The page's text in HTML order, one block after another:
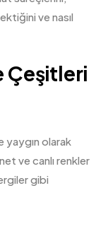
ve nasıl
Çeşitleri
yaygın olarak
ve canlı renkler
gibi